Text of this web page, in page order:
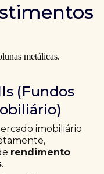
(Fundos
imobiliário
rendimento
.